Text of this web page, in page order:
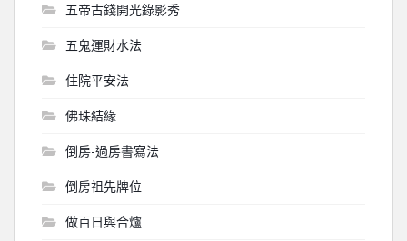
五帝古錢開光錄影秀
五鬼運財水法
住院平安法
佛珠結緣
倒房-過房書寫法
倒房祖先牌位
做百日與合爐